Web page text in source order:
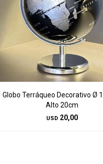
Globo Terráqueo Decorativo Ø
Alto 20cm
USD 20,00